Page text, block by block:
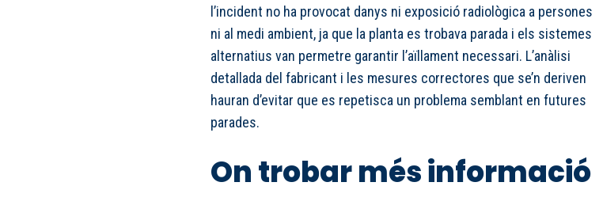
l’incident no ha provocat danys ni exposició radiològica a persones
ni al medi ambient, ja que la planta es trobava parada i els sistemes
alternatius van permetre garantir l’aïllament necessari. L’anàlisi
detallada del fabricant i les mesures correctores que se’n deriven
hauran d’evitar que es repetisca un problema semblant en futures
parades.
On trobar més informació